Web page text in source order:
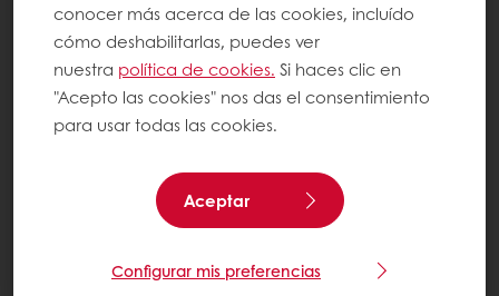
conocer más acerca de las cookies, incluído
cómo deshabilitarlas, puedes ver
nuestra política de cookies. Si haces clic en
"Acepto las cookies" nos das el consentimiento
para usar todas las cookies.
Aceptar
Configurar mis preferencias
Servicios
Percepción del consumidor
Acerca de Puratos
Términos y condiciones